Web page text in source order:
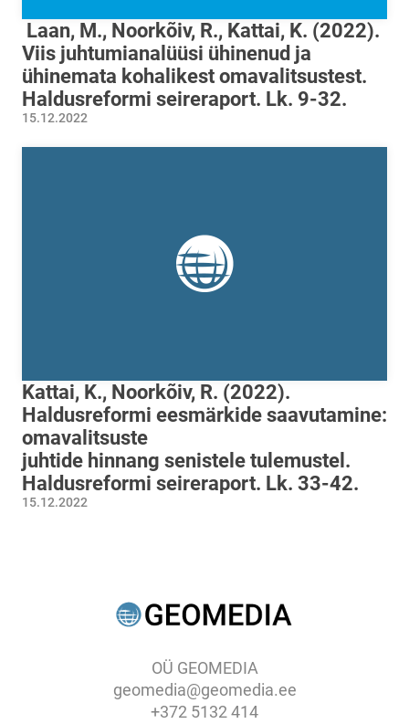
Laan, M., Noorkõiv, R., Kattai, K. (2022).
Viis juhtumianalüüsi ühinenud ja
ühinemata kohalikest omavalitsustest.
Haldusreformi seireraport. Lk. 9-32.
15.12.2022
Kattai, K., Noorkõiv, R. (2022).
Haldusreformi eesmärkide saavutamine:
omavalitsuste
juhtide hinnang senistele tulemustel.
Haldusreformi seireraport. Lk. 33-42.
15.12.2022
OÜ GEOMEDIA
geomedia@geomedia.ee
+372 5132 414